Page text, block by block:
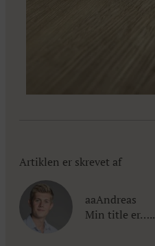
Artiklen er skrevet af
aaAndreas
Min title er…..